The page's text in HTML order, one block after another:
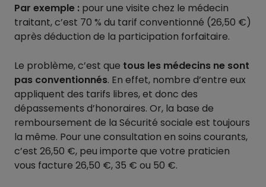
Par exemple : pour une visite chez le médecin
traitant, c’est 70 % du tarif conventionné (26,50 €)
après déduction de la participation forfaitaire.
Le problème, c’est que tous les médecins ne sont
pas conventionnés. En effet, nombre d’entre eux
appliquent des tarifs libres, et donc des
dépassements d’honoraires. Or, la base de
remboursement de la Sécurité sociale est toujours
la même. Pour une consultation en soins courants,
c’est 26,50 €, peu importe que votre praticien
vous facture 26,50 €, 35 € ou 50 €.